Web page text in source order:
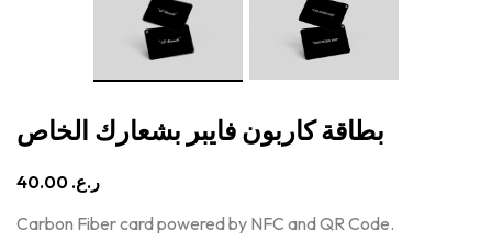
بطاقة كاربون فايبر بشعارك الخاص
ر.ع.
Carbon Fiber card powered by NFC and QR Code.